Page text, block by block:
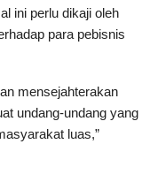
ini perlu dikaji oleh
para pebisnis
mensejahterakan
undang-undang yang
luas,”